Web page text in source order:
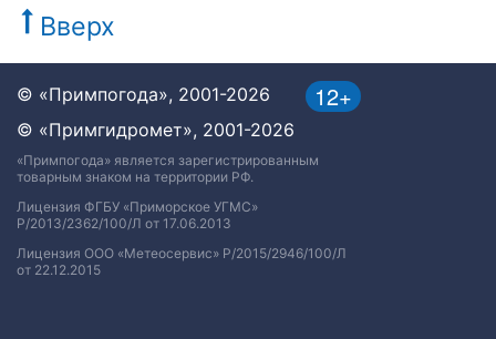
Вверх
12+
© «Примпогода», 2001-2026
© «Примгидромет», 2001-2026
«Примпогода» является зарегистрированным
товарным знаком на территории РФ.
Лицензия ФГБУ «Приморское УГМС»
Р/2013/2362/100/Л от 17.06.2013
Лицензия ООО «Метеосервис» Р/2015/2946/100/Л
от 22.12.2015